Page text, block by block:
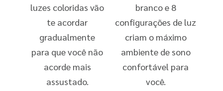
luzes coloridas vão
te acordar
gradualmente
para que você não
acorde mais
assustado.
branco e 8
configurações de luz
criam o máximo
ambiente de sono
confortável para
você.